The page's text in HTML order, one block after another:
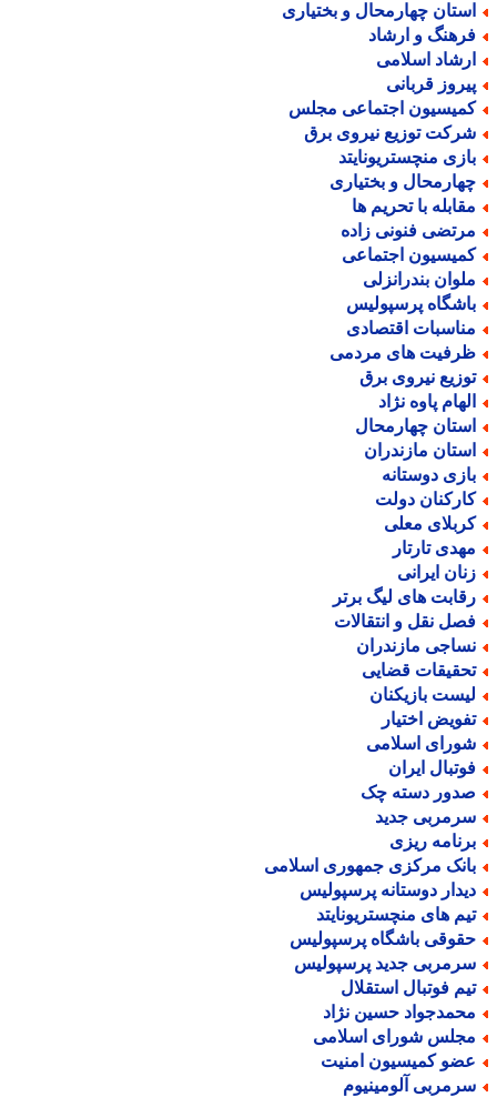
چهارمحال و بختیاری
و ارشاد
اسلامی
قربانی
اجتماعی مجلس
توزیع نیروی برق
منچستریونایتد
و بختیاری
با تحریم ها
فنونی زاده
اجتماعی
بندرانزلی
پرسپولیس
اقتصادی
های مردمی
نیروی برق
پاوه نژاد
چهارمحال
مازندران
دوستانه
دولت
معلی
تارتار
ایرانی
های لیگ برتر
نقل و انتقالات
مازندران
قضایی
بازیکنان
اختیار
اسلامی
ایران
دسته چک
جدید
ریزی
مرکزی جمهوری اسلامی
دوستانه پرسپولیس
های منچستریونایتد
باشگاه پرسپولیس
جدید پرسپولیس
فوتبال استقلال
حسین نژاد
شورای اسلامی
کمیسیون امنیت
آلومینیوم